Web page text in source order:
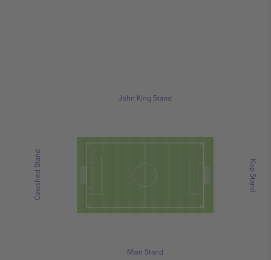
John King Stand
Kop Stand
Main Stand
Cowshed Stand